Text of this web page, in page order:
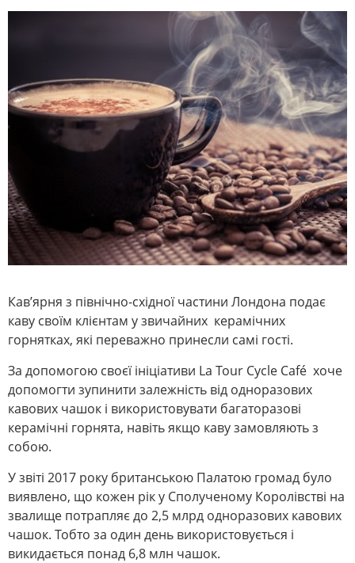
Кав’ярня з північно-східної частини Лондона подає
каву своїм клієнтам у звичайних керамічних
горнятках, які переважно принесли самі гості.
За допомогою своєї ініціативи La Tour Cycle Café хоче
допомогти зупинити залежність від одноразових
кавових чашок і використовувати багаторазові
керамічні горнята, навіть якщо каву замовляють з
собою.
У звіті 2017 року британською Палатою громад було
виявлено, що кожен рік у Сполученому Королівстві на
звалище потрапляє до 2,5 млрд одноразових кавових
чашок. Тобто за один день використовується і
викидається понад 6,8 млн чашок.